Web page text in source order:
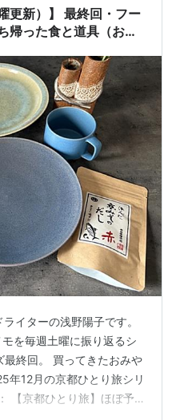
った…
更新）】 最終回・フー
帰った食と道具（おみ
イターの浅野陽子です。
を毎週土曜に振り返るシ
最終回。 買ってきたおみや
年12月の京都ひとり旅シリ
【京都ひとり旅】ほぼ予